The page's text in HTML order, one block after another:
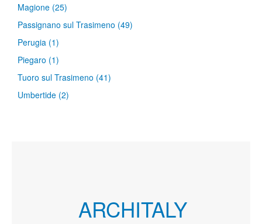
Magione (25)
Passignano sul Trasimeno (49)
Perugia (1)
Piegaro (1)
Tuoro sul Trasimeno (41)
Umbertide (2)
ARCHITALY